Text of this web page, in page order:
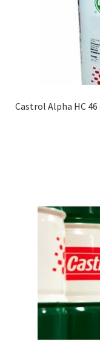
Castrol Alpha HC